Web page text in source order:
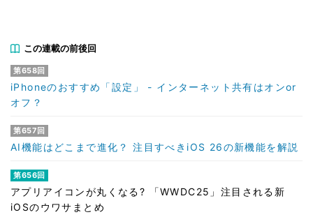
この連載の前後回
第658回
iPhoneのおすすめ「設定」 - インターネット共有はオンor
オフ？
第657回
AI機能はどこまで進化？ 注目すべきiOS 26の新機能を解説
第656回
アプリアイコンが丸くなる? 「WWDC25」注目される新
iOSのウワサまとめ